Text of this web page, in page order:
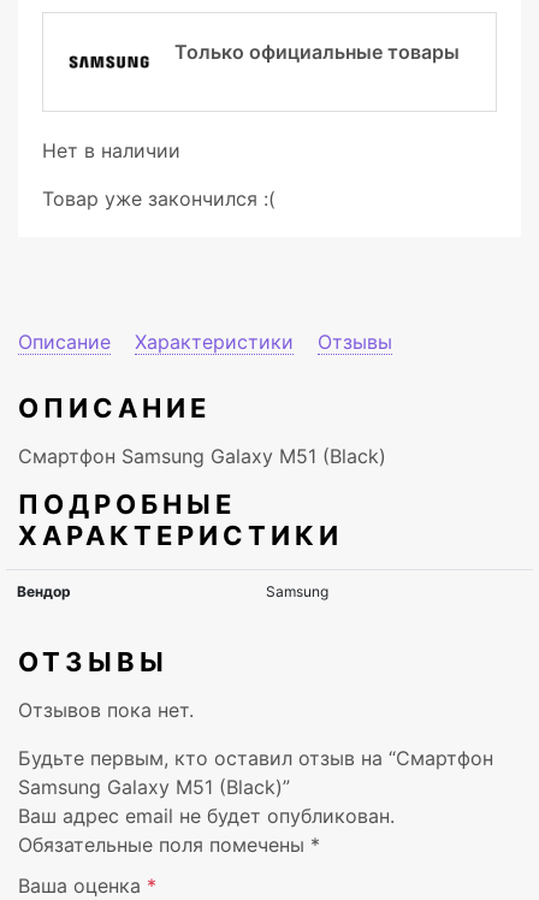
Только официальные товары
Нет в наличии
Товар уже закончился :(
Описание Характеристики Отзывы
ОПИСАНИЕ
Смартфон Samsung Galaxy M51 (Black)
ПОДРОБНЫЕ
ХАРАКТЕРИСТИКИ
ОТЗЫВЫ
Отзывов пока нет.
Будьте первым, кто оставил отзыв на “Смартфон
Samsung Galaxy M51 (Black)”
Ваш адрес email не будет опубликован.
Обязательные поля помечены *
Ваша оценка *